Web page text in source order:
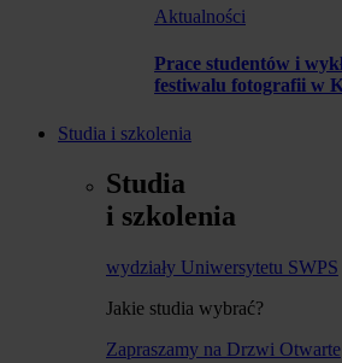
Aktualności
Prace studentów i
festiwalu fotografii w
Studia i szkolenia
Studia
i szkolenia
wydziały Uniwersytetu SWPS
Jakie studia wybrać?
Zapraszamy na Drzwi Otwarte